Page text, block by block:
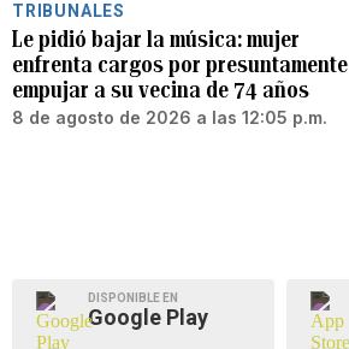
TRIBUNALES
Le pidió bajar la música: mujer
enfrenta cargos por presuntamente
empujar a su vecina de 74 años
8 de agosto de 2026 a las 12:05 p.m.
DISPONIBLE EN
Google Play